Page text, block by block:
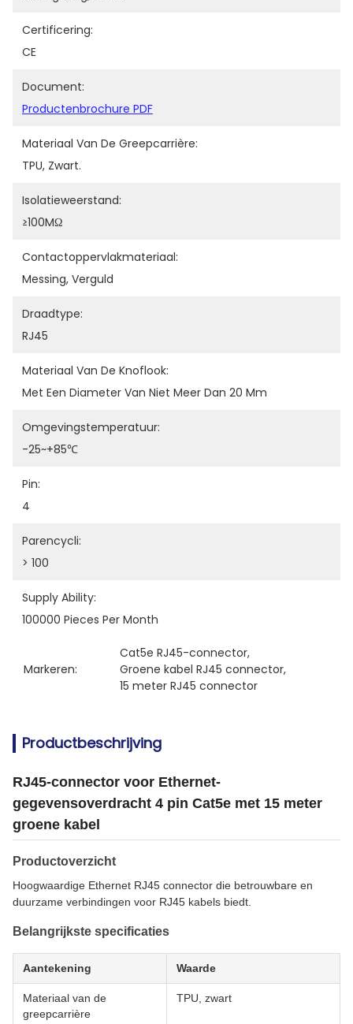
Certificering:
CE
Document:
Productenbrochure PDF
Materiaal Van De Greepcarrière:
TPU, Zwart.
Isolatieweerstand:
≥100MΩ
Contactoppervlakmateriaal:
Messing, Verguld
Draadtype:
RJ45
Materiaal Van De Knoflook:
Met Een Diameter Van Niet Meer Dan 20 Mm
Omgevingstemperatuur:
-25~+85℃
Pin:
4
Parencycli:
> 100
Supply Ability:
100000 Pieces Per Month
Markeren:
Cat5e RJ45-connector,
Groene kabel RJ45 connector,
15 meter RJ45 connector
Productbeschrijving
RJ45-connector voor Ethernet-
gegevensoverdracht 4 pin Cat5e met 15 meter
groene kabel
Productoverzicht
Hoogwaardige Ethernet RJ45 connector die betrouwbare en
duurzame verbindingen voor RJ45 kabels biedt.
Belangrijkste specificaties
Aantekening Waarde
Materiaal van de
greepcarrière
TPU, zwart